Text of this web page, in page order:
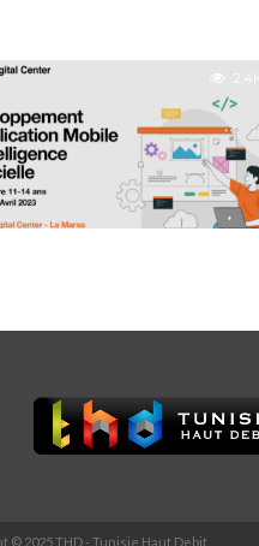
2.4K
© 2025 THD - Tunisie Haut Debit.